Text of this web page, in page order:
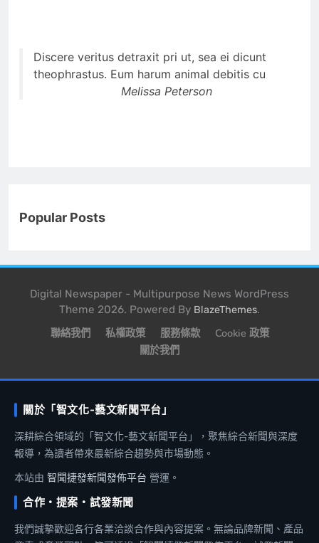
Discere veritus detraxit pri ut, sea ei dicunt
theophrastus. Eum harum animal debitis cu
Melissa Peterson
Popular Posts
Digital Newspaper - Multipurpose News WordPress
Theme 2026. Powered By BlazeThemes.
聯絡我們 私權政策 服務條款
Cookie 政策
關於我們
關於「智文化-藝文新聞平台」
深耕綜合領域的「智文化-藝文新聞平台」，聚焦綜合新聞與深度
報導，為讀者帶來最新綜合趨勢與市場動態。
本站由 智聞捷發新聞發佈平台 營運。
合作・提案・試發新聞
我們誠摯歡迎各行各業洽談合作與內容提案。無論品牌新聞、產品